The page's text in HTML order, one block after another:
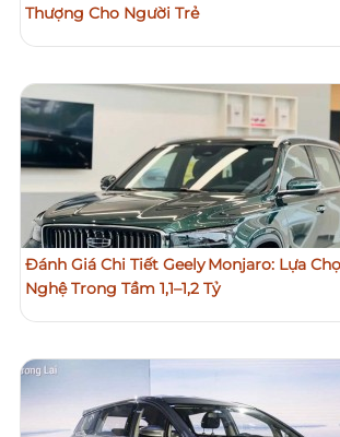
Thượng Cho Người Trẻ
Đánh Giá Chi Tiết Geely Monjaro: Lựa
Nghệ Trong Tầm 1,1–1,2 Tỷ